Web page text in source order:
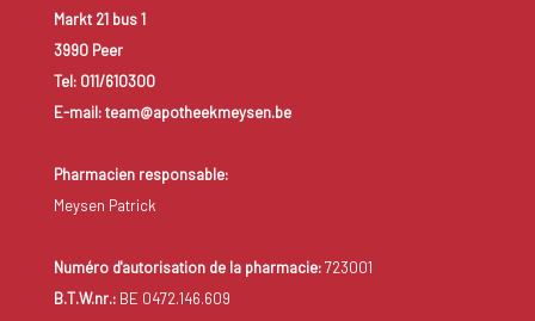
Markt 21 bus 1
3990 Peer
Tel: 011/610300
E-mail: team@apotheekmeysen.be
Pharmacien responsable:
Meysen Patrick
Numéro d'autorisation de la pharmacie:723001
B.T.W.nr.:BE 0472.146.609